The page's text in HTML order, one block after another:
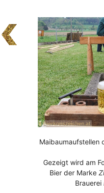
Maibaumaufstellen
Gezeigt wird am
Bier der Marke
Brauerei